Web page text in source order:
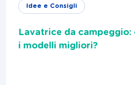
Idee e Consigli
Lavatrice da campeggio:
i modelli migliori?